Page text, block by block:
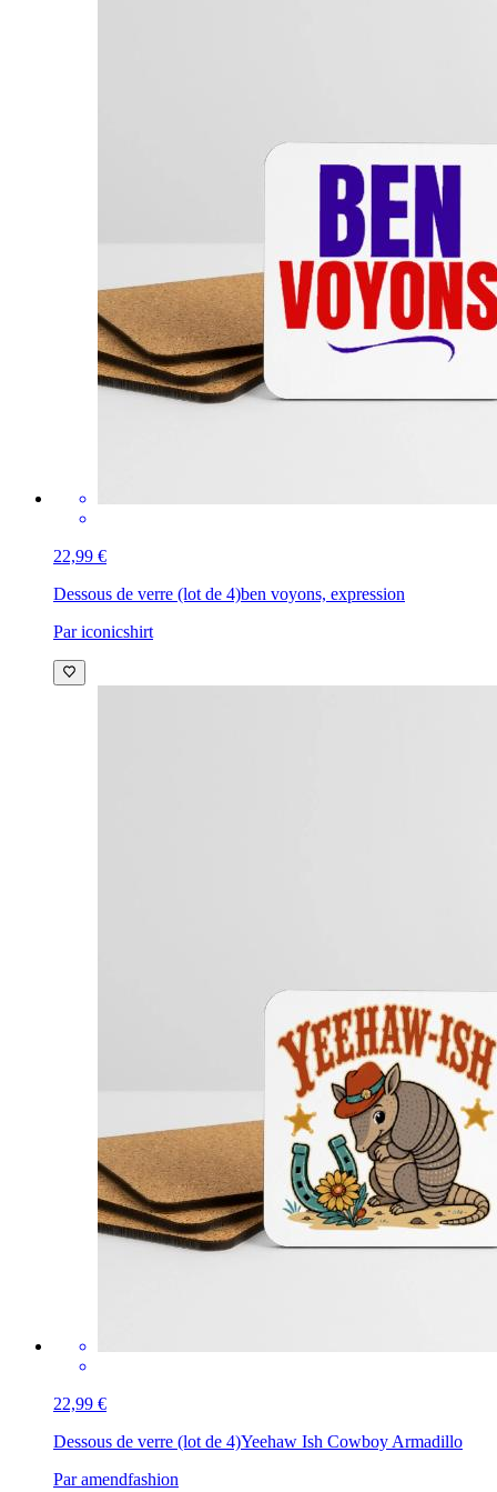
22,99 €
Dessous de verre (lot de 4)ben voyons, expression
Par iconicshirt
22,99 €
Dessous de verre (lot de 4)Yeehaw Ish Cowboy Armadillo
Par amendfashion